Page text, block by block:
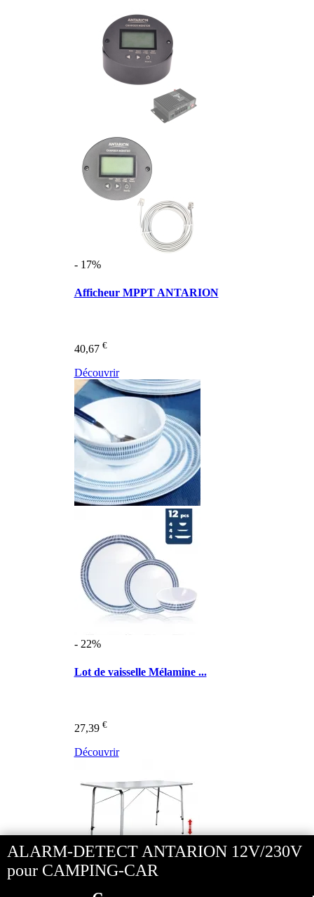
- 17%
Afficheur MPPT ANTARION
40,67 €
Découvrir
- 22%
Lot de vaisselle Mélamine ...
27,39 €
Découvrir
ALARM-DETECT ANTARION 12V/230V
pour CAMPING-CAR